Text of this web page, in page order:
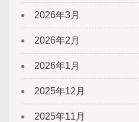
2026年3月
2026年2月
2026年1月
2025年12月
2025年11月